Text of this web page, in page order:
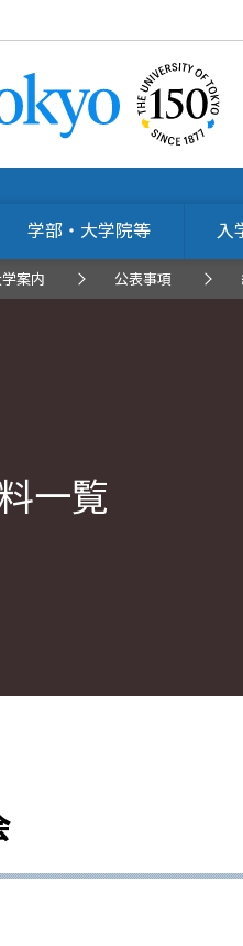
学部・大学院等 入
案内 公表事項
一覧